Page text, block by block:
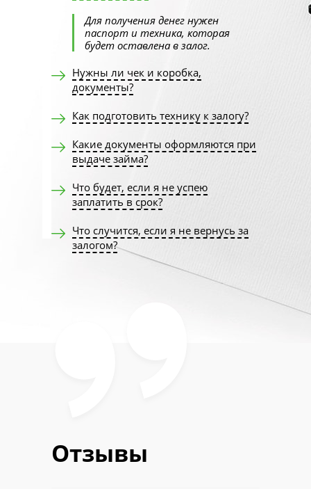
Для получения денег нужен
паспорт и техника, которая
будет оставлена в залог.
Нужны ли чек и коробка,
документы?
Как подготовить технику к залогу?
Какие документы оформляются при
выдаче займа?
Что будет, если я не успею
заплатить в срок?
Что случится, если я не вернусь за
залогом?
Отзывы